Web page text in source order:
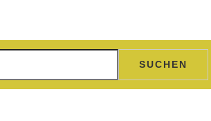
SUCHEN